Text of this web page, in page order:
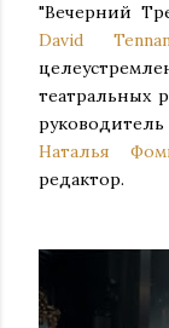
"Вечерний
David
театральных
Наталья
редактор.